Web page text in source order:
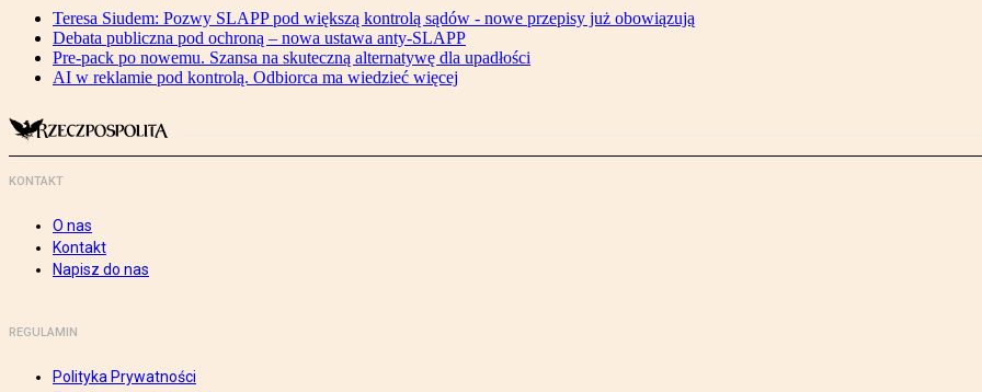
Teresa Siudem: Pozwy SLAPP pod większą kontrolą sądów - nowe przepisy już obowiązują
Debata publiczna pod ochroną – nowa ustawa anty-SLAPP
Pre-pack po nowemu. Szansa na skuteczną alternatywę dla upadłości
AI w reklamie pod kontrolą. Odbiorca ma wiedzieć więcej
KONTAKT
O nas
Kontakt
Napisz do nas
REGULAMIN
Polityka Prywatności